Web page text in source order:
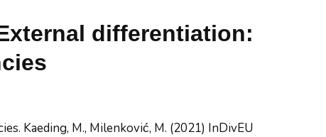
differentiation:
Kaeding, M., Milenković, M. (2021) InDivEU